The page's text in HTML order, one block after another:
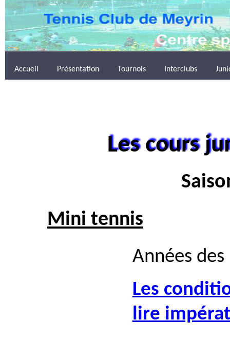
Accueil Présentation Tournois Interclubs
Les cours
Mini tennis
Années
Les
lire